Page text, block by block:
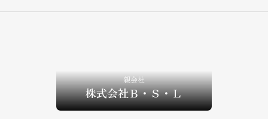
親会社
株式会社Ｂ・Ｓ・Ｌ